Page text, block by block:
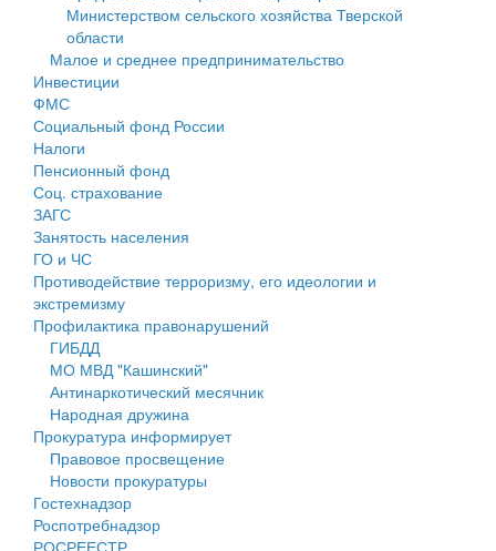
Социальная защита
Фотоальбом
Муниципальные услуги
Проекты административных регламентов
Антимонопольный комплаенс
Противодействие коррупции
Информационная поддержка субъектов малого и
среднего предпринимательства
Муниципальные программы
Контрольно-счетная палата
Персональные данные
Оценка регулирующего воздействия
Деятельность МУ
Нормативы градостроительного проектирования
Правила землепользования и застройки
Генеральные планы
Проекты планировки территории
Собрание депутатов
Министерством сельского хозяйства Тверской
области
Малое и среднее предпринимательство
Инвестиции
ФМС
Социальный фонд России
Налоги
Пенсионный фонд
Соц. страхование
ЗАГС
Занятость населения
ГО и ЧС
Противодействие терроризму, его идеологии и
экстремизму
Профилактика правонарушений
ГИБДД
МО МВД "Кашинский"
Антинаркотический месячник
Народная дружина
Прокуратура информирует
Правовое просвещение
Новости прокуратуры
Гостехнадзор
Роспотребнадзор
РОСРЕЕСТР